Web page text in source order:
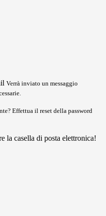
Verrà inviato un messaggio
Effettua il reset della password
la casella di posta elettronica!